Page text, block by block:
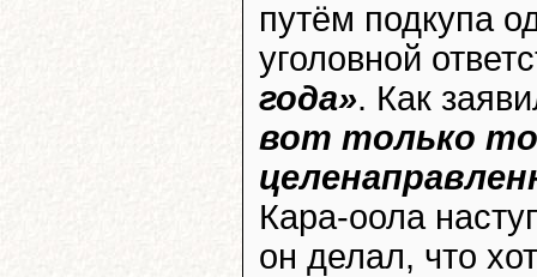
путём подкупа
уголовной
года». Как
вот только
Кара-оола
он делал, что